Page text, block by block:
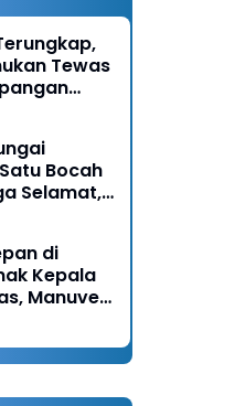
Tewas
Bocah
Selamat,
di
Kepala
Manuver
Pemicu